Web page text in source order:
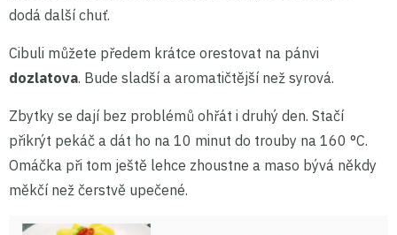
dodá další chuť.
Cibuli můžete předem krátce orestovat na pánvi
dozlatova. Bude sladší a aromatičtější než syrová.
Zbytky se dají bez problémů ohřát i druhý den. Stačí
přikrýt pekáč a dát ho na 10 minut do trouby na 160 °C.
Omáčka při tom ještě lehce zhoustne a maso bývá někdy
měkčí než čerstvě upečené.